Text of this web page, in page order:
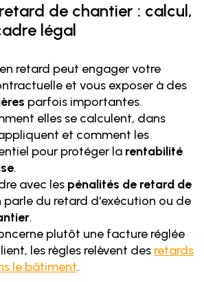
de chantier : calcul,
légal
retard peut engager votre
et vous exposer à des
parfois importantes.
elles se calculent, dans
et comment les
pour protéger la rentabilité
.
avec les pénalités de retard de
parle du retard d'exécution ou de
.
plutôt une facture réglée
les règles relèvent des retards
le bâtiment.